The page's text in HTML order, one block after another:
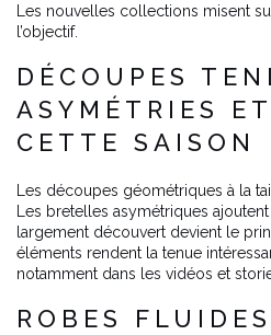
Les nouvelles collections misent
l’objectif.
DÉCOUPES
ASYMÉTRIES
CETTE SAISON
Les découpes géométriques à la
Les bretelles asymétriques
largement découvert devient le
éléments rendent la tenue
notamment dans les vidéos et
ROBES